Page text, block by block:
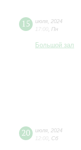
15 июля 2024
17:00 Пн
Большой зал
20 июля 2024
12:00 Сб